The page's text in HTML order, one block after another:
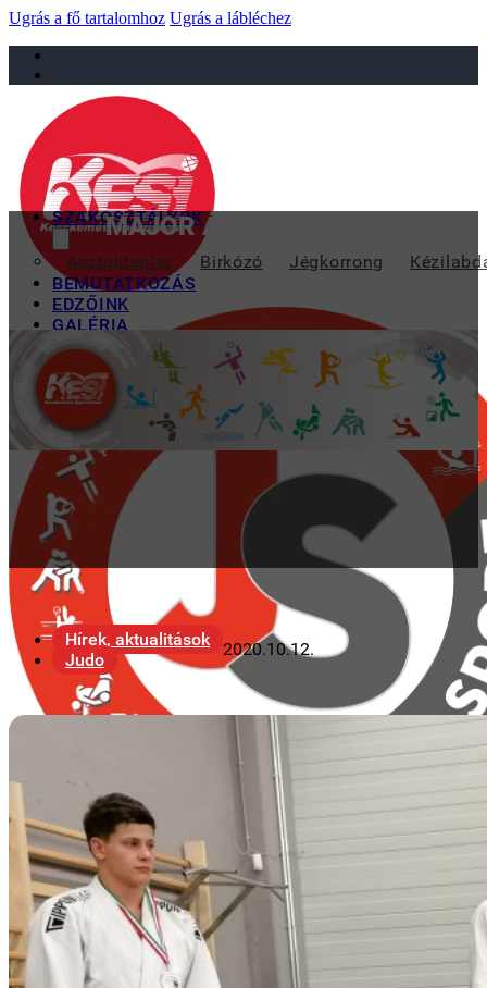
Ugrás a fő tartalomhoz Ugrás a lábléchez
sportiskola@juniorsportkft.hu
SZAKOSZTÁLYOK
Asztalitenisz Birkózó Jégkorrong
BEMUTATKOZÁS
EDZŐINK
GALÉRIA
TAO
KAPCSOLAT
MAJOR ÁDÁM BRONZÉRMET
Hírek, aktualitások
Judo
2020.10.12.